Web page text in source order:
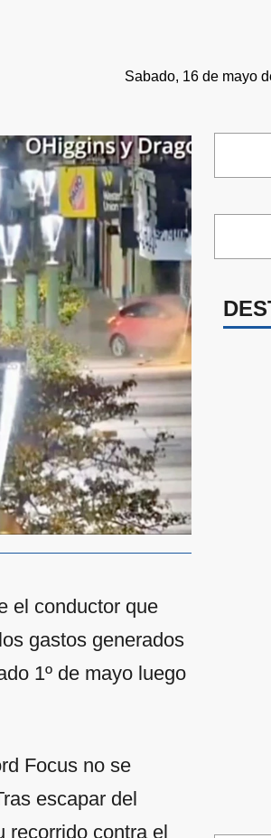
Sabado, 16 de mayo
el conductor que
gastos generados
1º de mayo luego
Focus no se
escapar del
recorrido contra el